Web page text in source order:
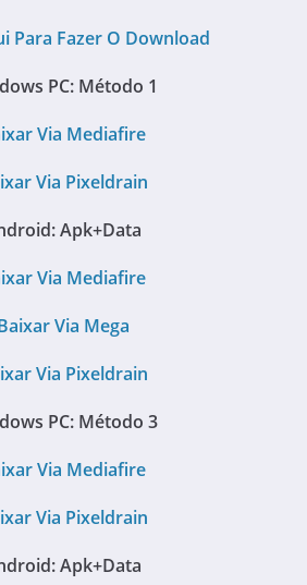
Para Fazer O Download
PC: Método 1
Via Mediafire
Via Pixeldrain
Apk+Data
Via Mediafire
Via Mega
Via Pixeldrain
PC: Método 3
Via Mediafire
Via Pixeldrain
Apk+Data